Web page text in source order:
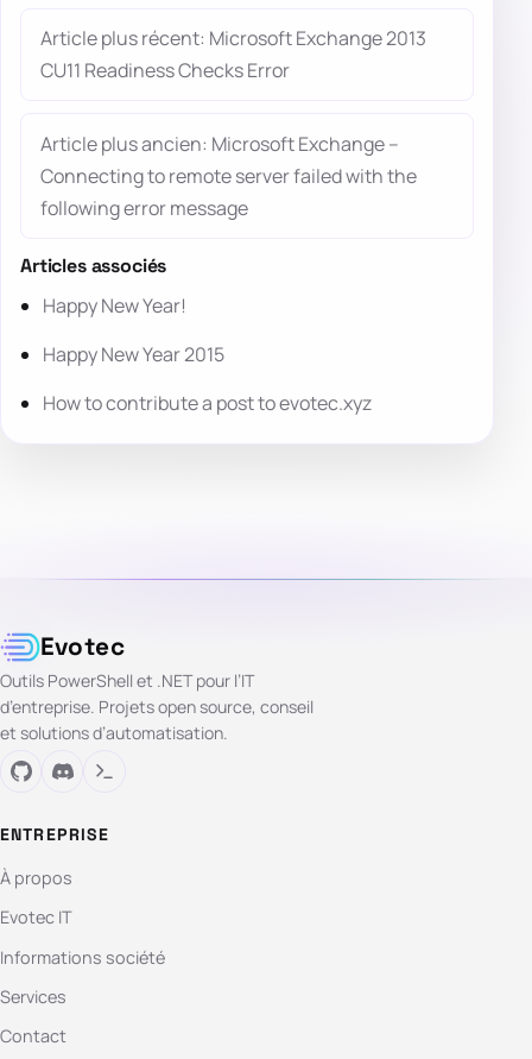
Article plus récent: Microsoft Exchange 2013
CU11 Readiness Checks Error
Article plus ancien: Microsoft Exchange –
Connecting to remote server failed with the
following error message
Articles associés
Happy New Year!
Happy New Year 2015
How to contribute a post to evotec.xyz
Evotec
Outils PowerShell et .NET pour l’IT
d’entreprise. Projets open source, conseil
et solutions d’automatisation.
ENTREPRISE
À propos
Evotec IT
Informations société
Services
Contact